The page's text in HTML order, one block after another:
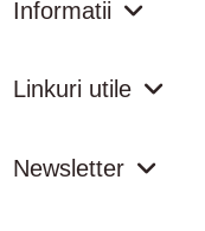
Informatii
Linkuri utile
Newsletter